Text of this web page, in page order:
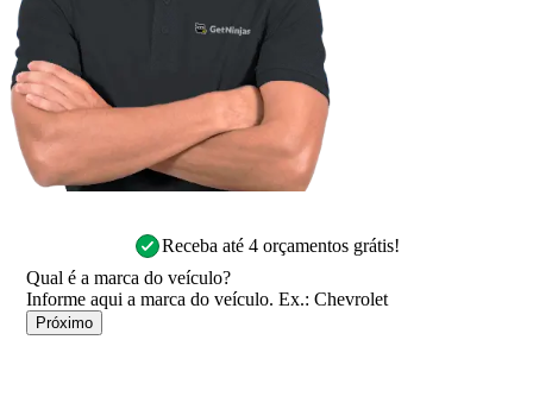
Receba até 4 orçamentos grátis!
Qual é a marca do veículo?
Próximo